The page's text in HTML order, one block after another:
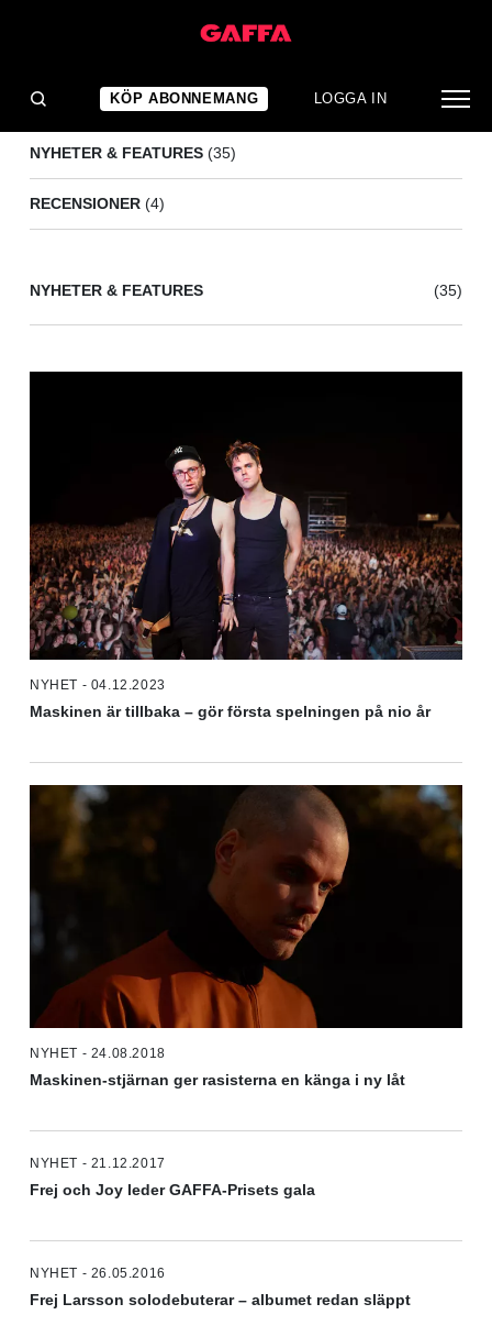
KÖP ABONNEMANG LOGGA IN
NYHETER & FEATURES (35)
RECENSIONER (4)
NYHETER & FEATURES (35)
NYHET - 04.12.2023
Maskinen är tillbaka – gör första spelningen på nio år
NYHET - 24.08.2018
Maskinen-stjärnan ger rasisterna en känga i ny låt
NYHET - 21.12.2017
Frej och Joy leder GAFFA-Prisets gala
NYHET - 26.05.2016
Frej Larsson solodebuterar – albumet redan släppt